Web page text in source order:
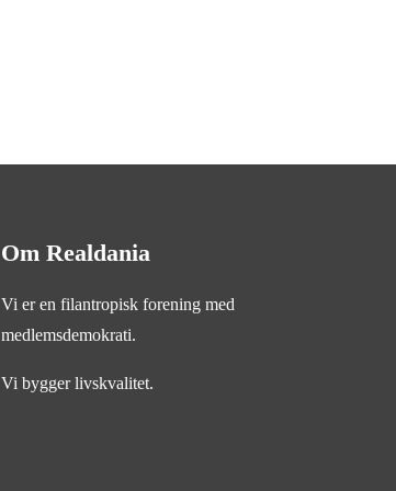
Om Realdania
Vi er en filantropisk forening med
medlemsdemokrati.
Vi bygger livskvalitet.